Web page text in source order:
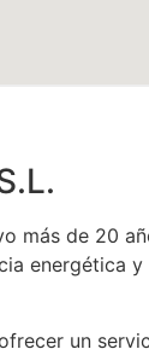
más de 20
energética y
un